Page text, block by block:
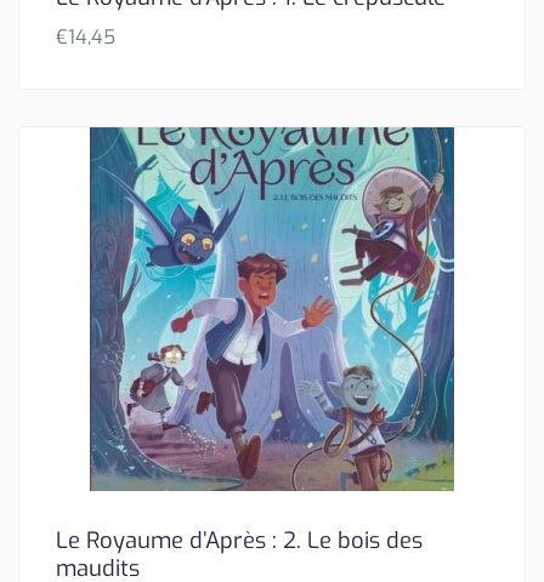
€14,45
Le Royaume d’Après : 2. Le bois des
maudits